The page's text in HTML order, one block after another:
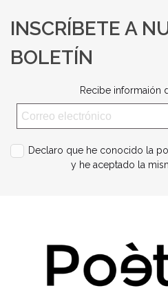
INSCRÍBETE A
BOLETÍN
Recibe informaión
Declaro que he conocido la
y he aceptado la